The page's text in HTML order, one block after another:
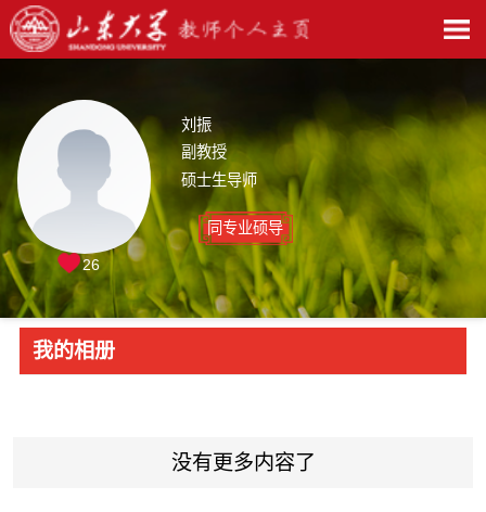
刘振
副教授
硕士生导师
同专业硕导
26
我的相册
没有更多内容了